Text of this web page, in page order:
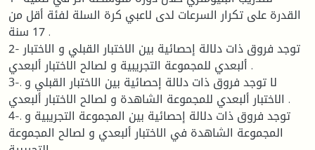
القدرة على تكرار السرعات لدى لاعبي كرة السلة لفئة أقل من
17 سنة .
2- توجد فروق ذات دلالة إحصائية بين الاختبار القبلي و الاختبار
ألبعدي للمجموعة التجريبية و لصالح الاختبار ألبعدي .
3-. لا توجد فروق ذات دلالة إحصائية بين الاختبار القبلي و
الاختبار ألبعدي للمجموعة الشاهدة و لصالح الاختبار ألبعدي .
4-. توجد فروق ذات دلالة إحصائية بين المجموعة التجريبية و
المجموعة الشاهدة في الاختبار ألبعدي و لصالح المجموعة